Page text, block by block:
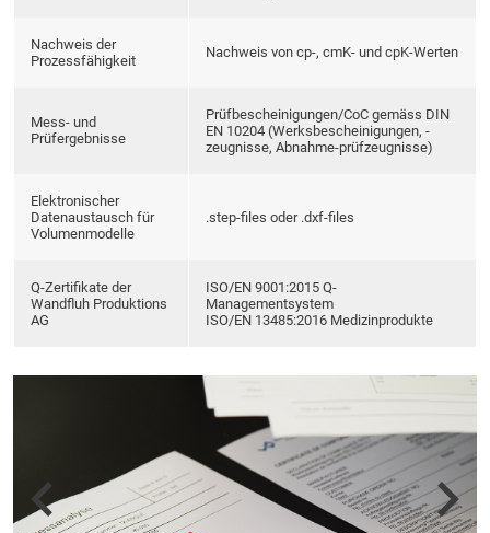
Nachweis der
Prozessfähigkeit
Nachweis von cp-, cmK- und cpK-Werten
Mess- und
Prüfergebnisse
Prüfbescheinigungen/CoC gemäss DIN
EN 10204 (Werksbescheinigungen, -
zeugnisse, Abnahme-prüfzeugnisse)
Elektronischer
Datenaustausch für
Volumenmodelle
.step-files oder .dxf-files
Q-Zertifikate der
Wandfluh Produktions
AG
ISO/EN 9001:2015 Q-
Managementsystem
ISO/EN 13485:2016 Medizinprodukte